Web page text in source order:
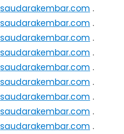
saudarakembar.com .
saudarakembar.com .
saudarakembar.com .
saudarakembar.com .
saudarakembar.com .
saudarakembar.com .
saudarakembar.com .
saudarakembar.com .
saudarakembar.com .